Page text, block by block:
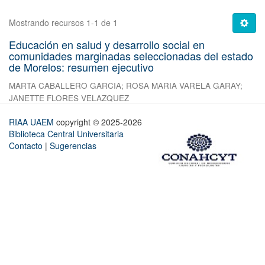
Mostrando recursos 1-1 de 1
Educación en salud y desarrollo social en
comunidades marginadas seleccionadas del estado
de Morelos: resumen ejecutivo
MARTA CABALLERO GARCIA; ROSA MARIA VARELA GARAY;
JANETTE FLORES VELAZQUEZ
RIAA UAEM copyright © 2025-2026
Biblioteca Central Universitaria
Contacto | Sugerencias